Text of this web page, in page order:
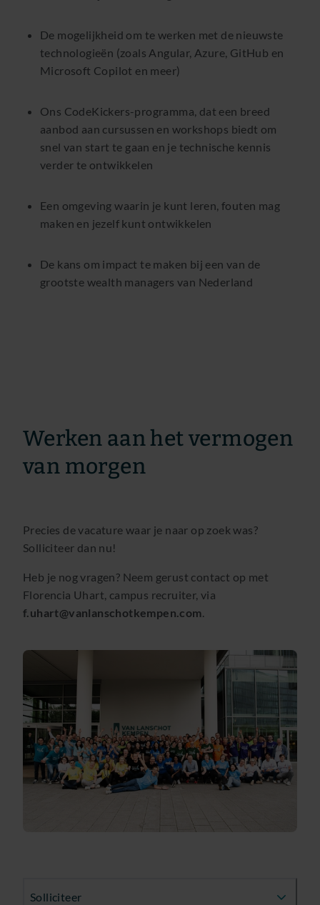
De mogelijkheid om te werken met de nieuwste
technologieën (zoals Angular, Azure, GitHub en
Microsoft Copilot en meer)
Ons CodeKickers-programma, dat een breed
aanbod aan cursussen en workshops biedt om
snel van start te gaan en je technische kennis
verder te ontwikkelen
Een omgeving waarin je kunt leren, fouten mag
maken en jezelf kunt ontwikkelen
De kans om impact te maken bij een van de
grootste wealth managers van Nederland
Werken aan het vermogen
van morgen
Precies de vacature waar je naar op zoek was?
Solliciteer dan nu!
Heb je nog vragen? Neem gerust contact op met
Florencia Uhart, campus recruiter, via
f.uhart@vanlanschotkempen.com
Solliciteer